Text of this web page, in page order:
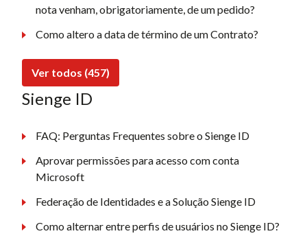
nota venham, obrigatoriamente, de um pedido?
Como altero a data de término de um Contrato?
Ver todos (457)
Sienge ID
FAQ: Perguntas Frequentes sobre o Sienge ID
Aprovar permissões para acesso com conta
Microsoft
Federação de Identidades e a Solução Sienge ID
Como alternar entre perfis de usuários no Sienge ID?